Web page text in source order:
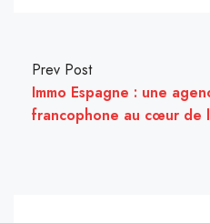
Prev Post
Immo Espagne : une
francophone au cœur de